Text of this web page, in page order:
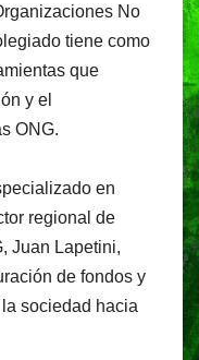
No
tiene como
que
y el
ONG.
en
regional de
Juan Lapetini,
de fondos y
sociedad hacia